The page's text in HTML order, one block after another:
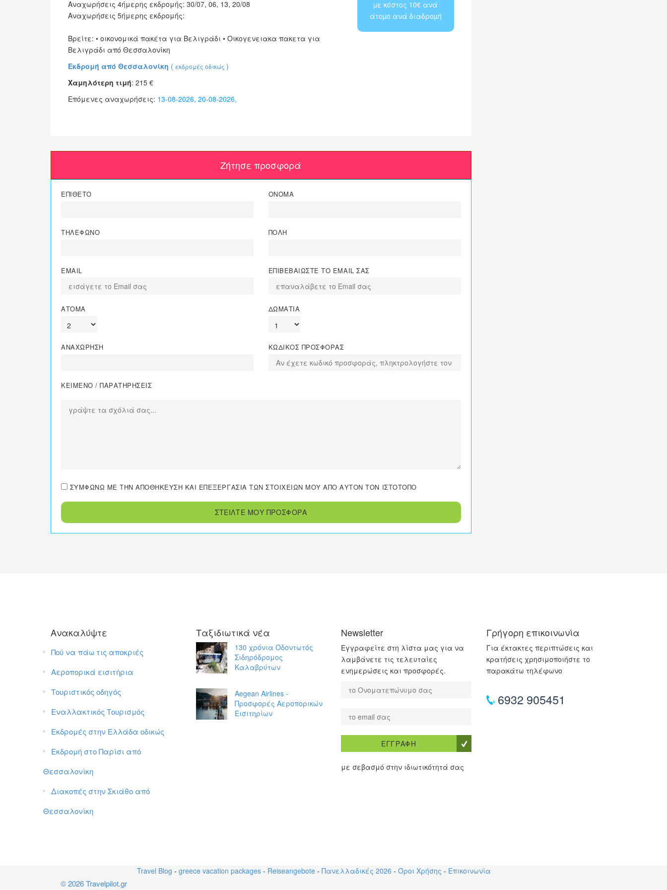
µε κόστος 10€ ανά
άτοµο ανά διαδροµή
Αναχωρήσεις 4ήμερης εκδρομής: 30/07, 06, 13, 20/08
Αναχωρήσεις 5ήμερης εκδρομής:
Βρείτε: • οικονομικά πακέτα για Βελιγράδι • Οικογενειακα πακετα για
Βελιγράδι από Θεσσαλονίκη
Εκδρομή από Θεσσαλονίκη ( εκδρομές οδικώς )
Χαμηλότερη τιμή: 215 €
Επόμενες αναχωρήσεις: 13-08-2026, 20-08-2026,
Ζήτησε προσφορά
ΕΠΙΘΕΤΟ ΟΝΟΜΑ
ΤΗΛΕΦΩΝΟ ΠΟΛΗ
EMAIL ΕΠΙΒΕΒΑΙΩΣΤΕ ΤΟ EMAIL ΣΑΣ
ΑΤΟΜΑ ΔΩΜΑΤΙΑ
ΑΝΑΧΩΡΗΣΗ ΚΩΔΙΚΟΣ ΠΡΟΣΦΟΡΑΣ
ΚΕΙΜΕΝΟ / ΠΑΡΑΤΗΡΗΣΕΙΣ
ΣΥΜΦΩΝΏ ΜΕ ΤΗΝ ΑΠΟΘΉΚΕΥΣΗ ΚΑΙ ΕΠΕΞΕΡΓΑΣΊΑ ΤΩΝ ΣΤΟΙΧΕΊΩΝ ΜΟΥ ΑΠΌ ΑΥΤΌΝ ΤΟΝ ΙΣΤΌΤΟΠΟ
ΣΤΕΙΛΤΕ ΜΟΥ ΠΡΟΣΦΟΡΑ
Ανακαλύψτε
Πού να πάω τις αποκριές
Αεροπορικά εισιτήρια
Τουριστικός οδηγός
Εναλλακτικός Τουρισμός
Εκδρομές στην Ελλάδα οδικώς
Εκδρομή στο Παρίσι από
Θεσσαλονίκη
Διακοπές στην Σκιάθο από
Θεσσαλονίκη
Ταξιδιωτικά νέα
130 χρόνια Οδοντωτός
Σιδηρόδρομος
Καλαβρύτων
Aegean Airlines -
Προσφορές Αεροπορικών
Εισιτηρίων
Newsletter
Εγγραφείτε στη λίστα μας για να
λαμβάνετε τις τελευταίες
ενημερώσεις και προσφορές.
ΕΓΓΡΑΦΗ
με σεβασμό στην ιδιωτικότητά σας
Γρήγορη επικοινωνία
Για έκτακτες περιπτώσεις και
κρατήσεις χρησιμοποιήστε το
παρακάτω τηλέφωνο
6932 905451
© 2026 Travelpilot.gr
Travel Blog - greece vacation packages - Reiseangebote - Πανελλαδικές 2026 - Όροι Χρήσης - Επικοινωνία